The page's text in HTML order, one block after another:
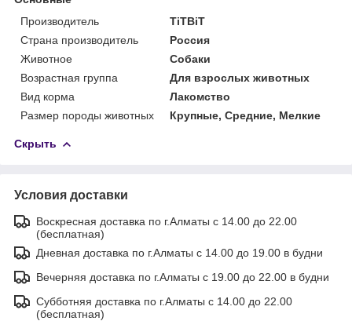
Производитель
TiTBiT
Страна производитель
Россия
Животное
Собаки
Возрастная группа
Для взрослых животных
Вид корма
Лакомство
Размер породы животных
Крупные, Средние, Мелкие
Скрыть
Условия доставки
Воскресная доставка по г.Алматы с 14.00 до 22.00
(бесплатная)
Дневная доставка по г.Алматы с 14.00 до 19.00 в будни
Вечерняя доставка по г.Алматы с 19.00 до 22.00 в будни
Субботняя доставка по г.Алматы с 14.00 до 22.00
(бесплатная)